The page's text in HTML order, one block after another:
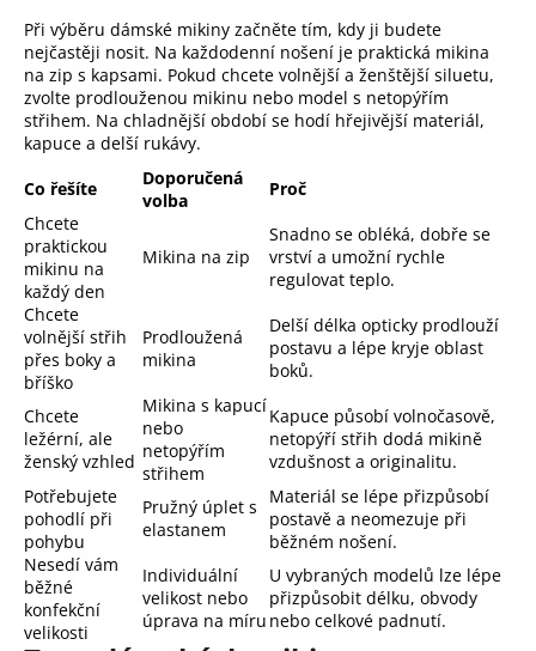
Při výběru dámské mikiny začněte tím, kdy ji budete
nejčastěji nosit. Na každodenní nošení je praktická mikina
na zip s kapsami. Pokud chcete volnější a ženštější siluetu,
zvolte prodlouženou mikinu nebo model s netopýřím
střihem. Na chladnější období se hodí hřejivější materiál,
kapuce a delší rukávy.
Co řešíte
Doporučená
volba
Proč
Chcete
praktickou
mikinu na
každý den
Mikina na zip
Snadno se obléká, dobře se
vrství a umožní rychle
regulovat teplo.
Chcete
volnější střih
přes boky a
bříško
Prodloužená
mikina
Delší délka opticky prodlouží
postavu a lépe kryje oblast
boků.
Chcete
ležérní, ale
ženský vzhled
Mikina s kapucí
nebo
netopýřím
střihem
Kapuce působí volnočasově,
netopýří střih dodá mikině
vzdušnost a originalitu.
Potřebujete
pohodlí při
pohybu
Pružný úplet s
elastanem
Materiál se lépe přizpůsobí
postavě a neomezuje při
běžném nošení.
Nesedí vám
běžné
konfekční
velikosti
Individuální
velikost nebo
úprava na míru
U vybraných modelů lze lépe
přizpůsobit délku, obvody
nebo celkové padnutí.